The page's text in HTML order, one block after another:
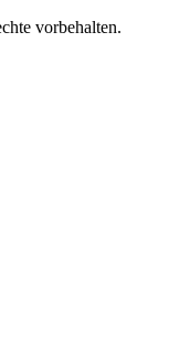
vorbehalten.